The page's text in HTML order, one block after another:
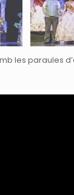
les paraules